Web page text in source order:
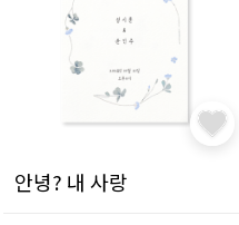
안녕? 내 사랑